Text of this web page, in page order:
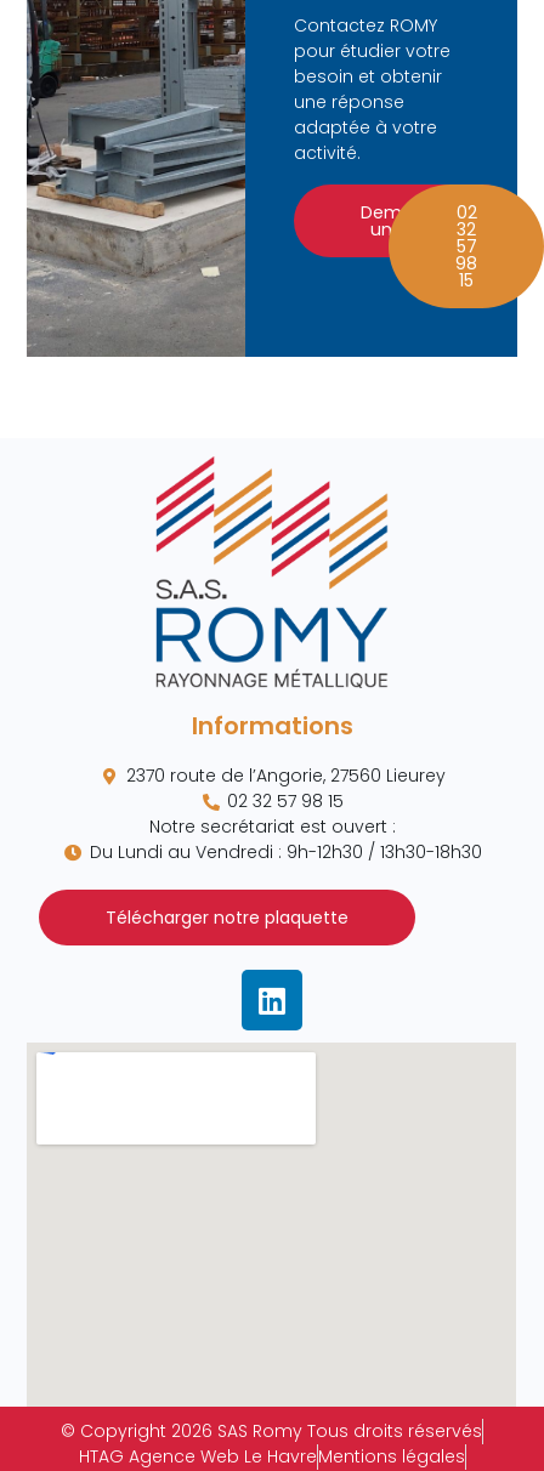
Contactez ROMY
pour étudier votre
besoin et obtenir
une réponse
adaptée à votre
activité.
Demander
un devis
02
32
57
98
15
Informations
2370 route de l’Angorie, 27560 Lieurey
02 32 57 98 15
Notre secrétariat est ouvert :
Du Lundi au Vendredi : 9h-12h30 / 13h30-18h30
Télécharger notre plaquette
© Copyright 2026 SAS Romy Tous droits réservés
HTAG Agence Web Le HavreMentions légales